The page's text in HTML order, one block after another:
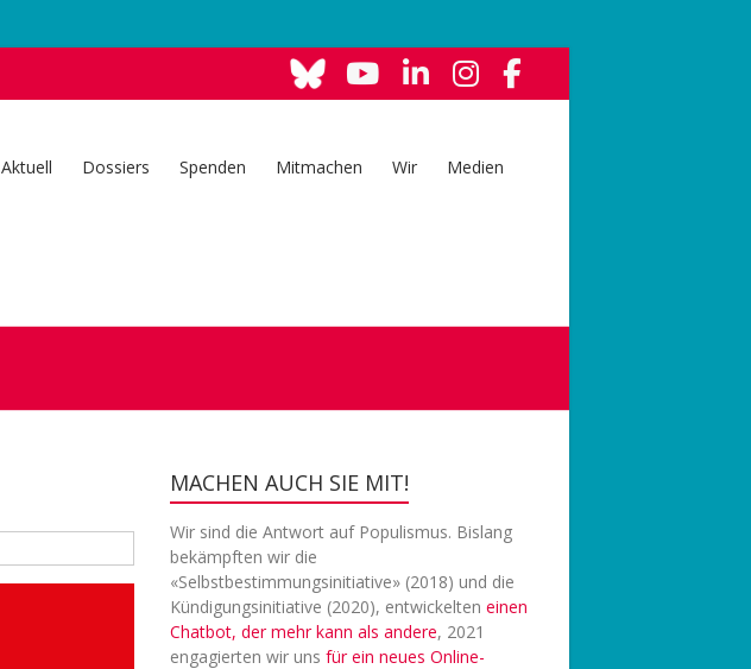
Aktuell Dossiers Spenden Mitmachen Wir Medien
MACHEN AUCH SIE MIT!
Wir sind die Antwort auf Populismus. Bislang
bekämpften wir die
«Selbstbestimmungsinitiative» (2018) und die
Kündigungsinitiative (2020), entwickelteneinen
Chatbot, der mehr kann als andere, 2021
engagierten wir unsfür ein neues Online-